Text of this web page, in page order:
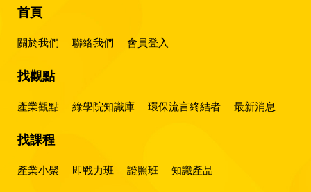
首頁
關於我們 聯絡我們 會員登入
找觀點
產業觀點 綠學院知識庫 環保流言終結者 最新消息
找課程
產業小聚 即戰力班 證照班 知識產品